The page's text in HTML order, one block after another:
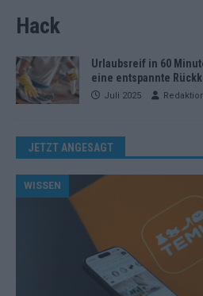
Hack
Urlaubsreif in 60
eine entspannte
Juli 2025
JETZT ANGESAGT
WISSEN